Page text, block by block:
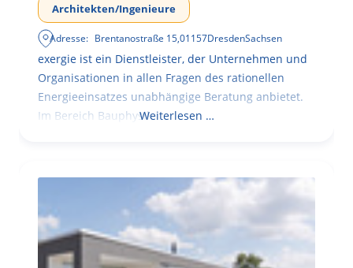
Architekten/Ingenieure
Adresse: Brentanostraße 15,01157DresdenSachsen
exergie ist ein Dienstleister, der Unternehmen und
Organisationen in allen Fragen des rationellen
Energieeinsatzes unabhängige Beratung anbietet.
Im Bereich BauphysikWeiterlesen …